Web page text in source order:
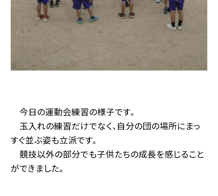
今日の運動会練習の様子です。
玉入れの練習だけでなく、自分の団の場所にまっ
すぐ並ぶ姿も立派です。
競技以外の部分でも子供たちの成長を感じること
ができました。